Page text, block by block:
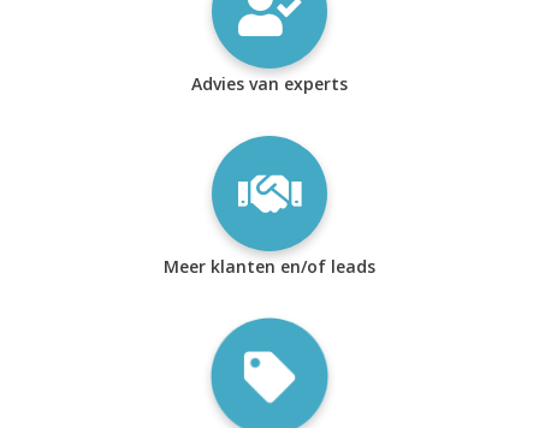
Advies van experts
Meer klanten en/of leads